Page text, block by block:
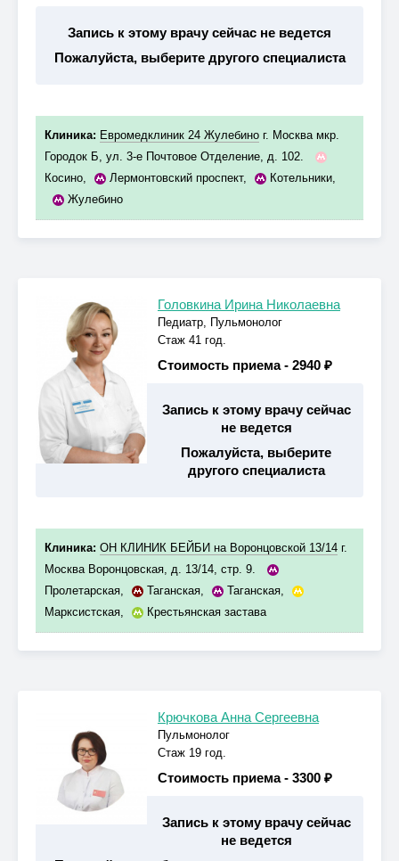
Запись к этому врачу сейчас не ведется
Пожалуйста, выберите другого специалиста
Клиника: Евромедклиник 24 Жулебино г. Москва мкр.
Городок Б, ул. 3-е Почтовое Отделение, д. 102.
Косино, Лермонтовский проспект, Котельники,
Жулебино
Головкина Ирина Николаевна
Педиатр, Пульмонолог
Стаж 41 год.
Стоимость приема - 2940 ₽
Запись к этому врачу сейчас
не ведется
Пожалуйста, выберите
другого специалиста
Клиника: ОН КЛИНИК БЕЙБИ на Воронцовской 13/14 г.
Москва Воронцовская, д. 13/14, стр. 9.
Пролетарская, Таганская, Таганская,
Марксистская, Крестьянская застава
Крючкова Анна Сергеевна
Пульмонолог
Стаж 19 год.
Стоимость приема - 3300 ₽
Запись к этому врачу сейчас
не ведется